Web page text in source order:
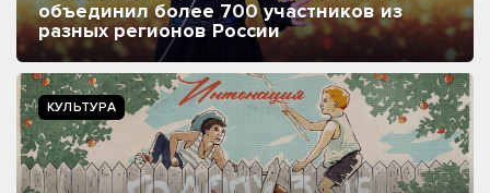
объединил более 700 участников из
разных регионов России
КУЛЬТУРА